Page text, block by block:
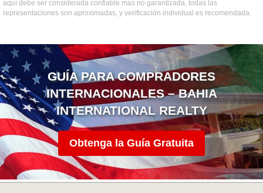
aquí debe ser considerada confiable mas no garantizada, todas las
representaciones son aproximadas, y verificación individual es recomendada.
GUÍA PARA COMPRADORES
INTERNACIONALES – BAHIA
INTERNATIONAL REALTY
Obtenga la Guía Gratuita